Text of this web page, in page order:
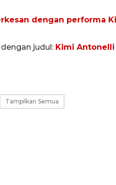
dengan performa
judul: Kimi
Tampilkan Semua